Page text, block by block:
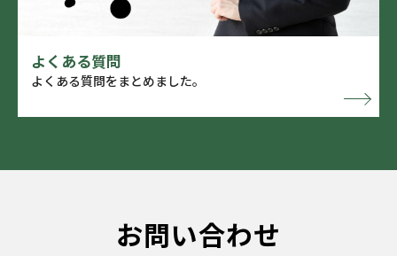
よくある質問
よくある質問をまとめました。
お問い合わせ